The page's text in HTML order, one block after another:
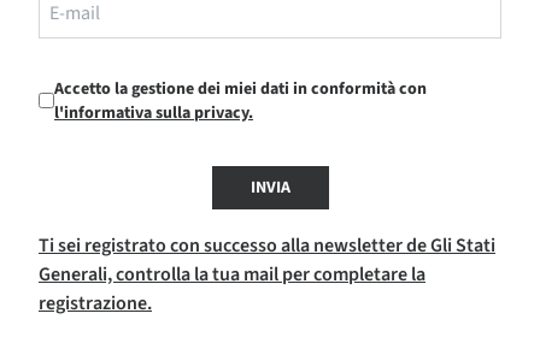
Accetto la gestione dei miei dati in conformità con
l'informativa sulla privacy.
INVIA
Ti sei registrato con successo alla newsletter de Gli Stati
Generali, controlla la tua mail per completare la
registrazione.